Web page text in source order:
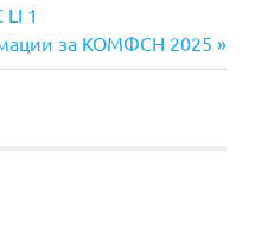
1
за КОМФСН 2025